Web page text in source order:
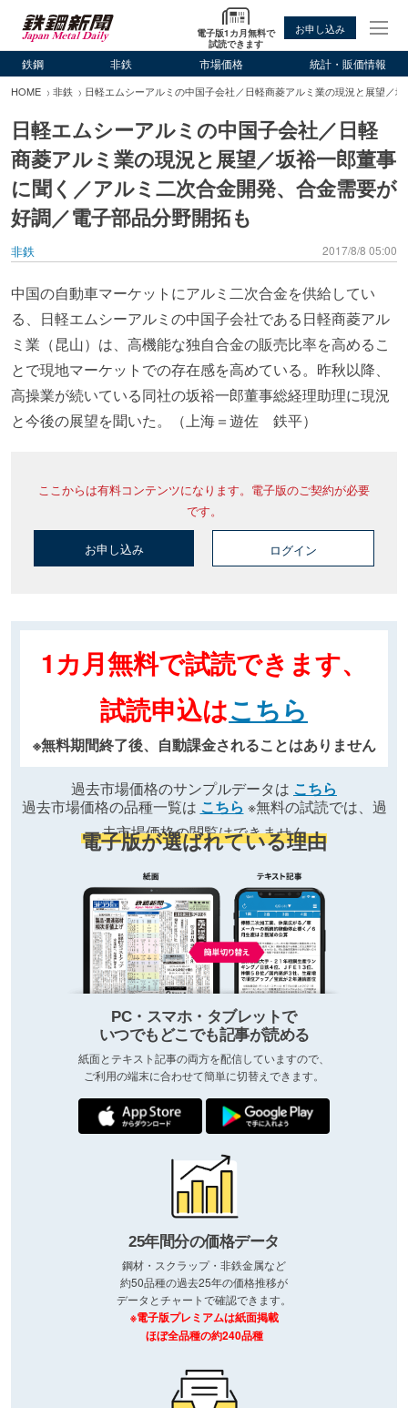
電子版1カ月無料で
試読できます
お申し込み
鉄鋼 非鉄 市場価格 統計・販価情報
HOME 非鉄 日軽エムシーアルミの中国子会社／日軽商菱アルミ業の現況と展望／
日軽エムシーアルミの中国子会社／日軽
商菱アルミ業の現況と展望／坂裕一郎董事
に聞く／アルミ二次合金開発、合金需要が
好調／電子部品分野開拓も
非鉄 2017/8/8 05:00
中国の自動車マーケットにアルミ二次合金を供給してい
る、日軽エムシーアルミの中国子会社である日軽商菱アル
ミ業（昆山）は、高機能な独自合金の販売比率を高めるこ
とで現地マーケットでの存在感を高めている。昨秋以降、
高操業が続いている同社の坂裕一郎董事総経理助理に現況
と今後の展望を聞いた。（上海＝遊佐 鉄平）
ここからは有料コンテンツになります。電子版のご契約が必要
です。
お申し込み ログイン
1カ月無料で試読できます、
試読申込はこちら
※無料期間終了後、自動課金されることはありません
過去市場価格のサンプルデータは こちら
過去市場価格の品種一覧は こちら ※無料の試読では、過
去市場価格の閲覧はできません
電子版が選ばれている理由
PC・スマホ・タブレットで
いつでもどこでも記事が読める
紙面とテキスト記事の両方を配信していますので、
ご利用の端末に合わせて簡単に切替えできます。
25年間分の価格データ
鋼材・スクラップ・非鉄金属など
約50品種の過去25年の価格推移が
データとチャートで確認できます。
※電子版プレミアムは紙面掲載
ほぼ全品種の約240品種